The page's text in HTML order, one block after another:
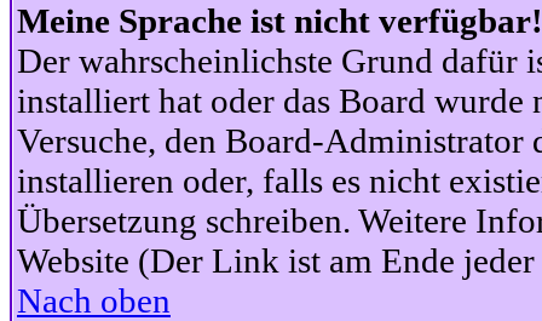
Meine Sprache ist nicht verfügbar!
Der wahrscheinlichste Grund dafür
installiert hat oder das Board wurde
Versuche, den Board-Administrator
installieren oder, falls es nicht
Übersetzung schreiben. Weitere
Website (Der Link ist am Ende jeder
Nach oben